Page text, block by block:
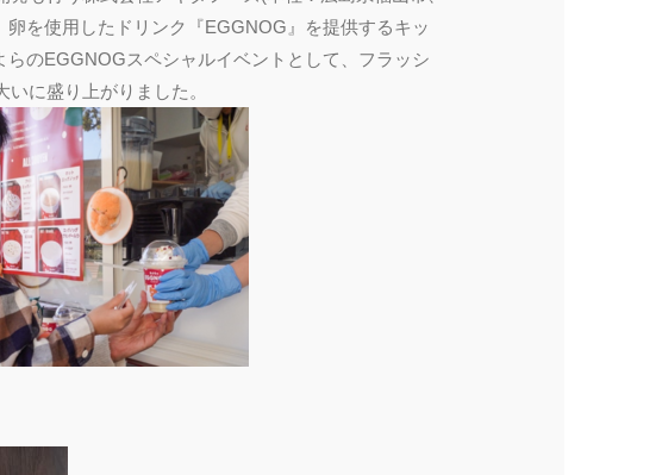
を使用したドリンク『EGGNOG』を提供するキッ
のEGGNOGスペシャルイベントとして、フラッシ
に盛り上がりました。